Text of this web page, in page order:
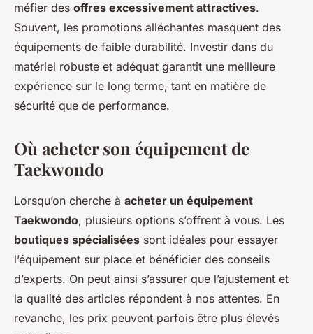
méfier des offres excessivement attractives.
Souvent, les promotions alléchantes masquent des
équipements de faible durabilité. Investir dans du
matériel robuste et adéquat garantit une meilleure
expérience sur le long terme, tant en matière de
sécurité que de performance.
Où acheter son équipement de
Taekwondo
Lorsqu’on cherche à acheter un équipement
Taekwondo, plusieurs options s’offrent à vous. Les
boutiques spécialisées sont idéales pour essayer
l’équipement sur place et bénéficier des conseils
d’experts. On peut ainsi s’assurer que l’ajustement et
la qualité des articles répondent à nos attentes. En
revanche, les prix peuvent parfois être plus élevés